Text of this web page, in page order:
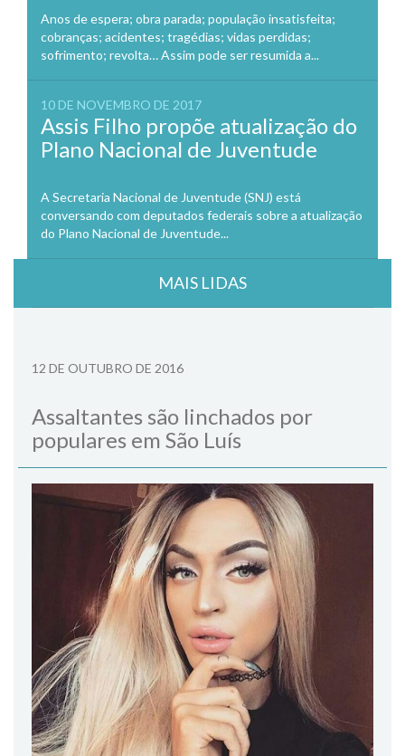
Anos de espera; obra parada; população insatisfeita;
cobranças; acidentes; tragédias; vidas perdidas;
sofrimento; revolta… Assim pode ser resumida a...
10 DE NOVEMBRO DE 2017
Assis Filho propõe atualização do
Plano Nacional de Juventude
A Secretaria Nacional de Juventude (SNJ) está
conversando com deputados federais sobre a atualização
do Plano Nacional de Juventude...
MAIS LIDAS
12 DE OUTUBRO DE 2016
Assaltantes são linchados por
populares em São Luís